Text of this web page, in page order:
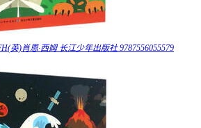
英)肖恩·西姆 长江少年出版社 9787556055579